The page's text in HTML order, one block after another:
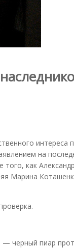
интереса
на
как
Марина
— черный пиар